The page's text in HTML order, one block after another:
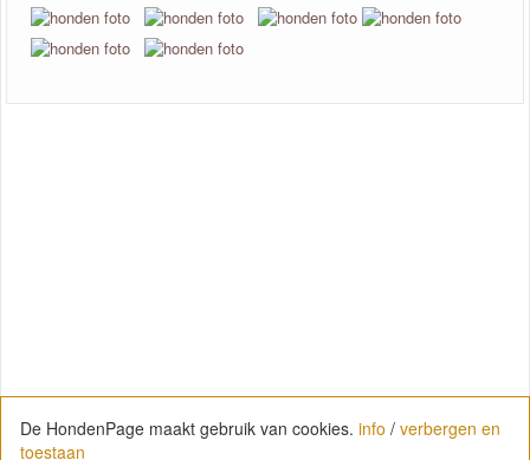
De HondenPage maakt gebruik van cookies. info / verbergen en
toestaan